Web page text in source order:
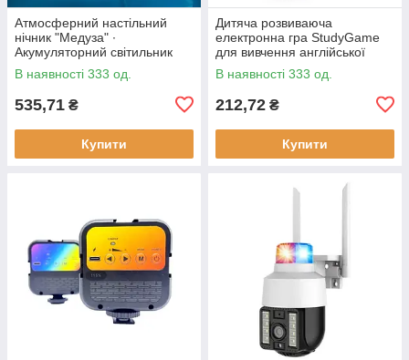
Атмосферний настільний
нічник "Медуза" ∙
Акумуляторний світильник
В наявності 333 од.
535,71 ₴
Купити
Дитяча розвиваюча
електронна гра StudyGame
для вивчення англійської
мови · Інтерактивний
комп'ютер для дитини
В наявності 333 од.
212,72 ₴
Купити